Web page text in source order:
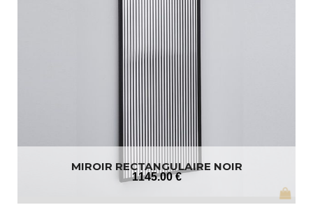
MIROIR RECTANGULAIRE NOIR
1145.00 €